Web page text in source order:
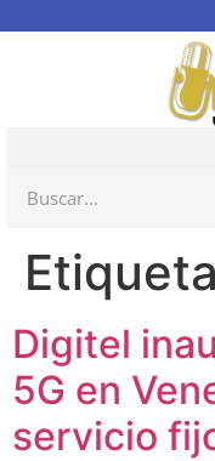
Digitel
5G en
servicio